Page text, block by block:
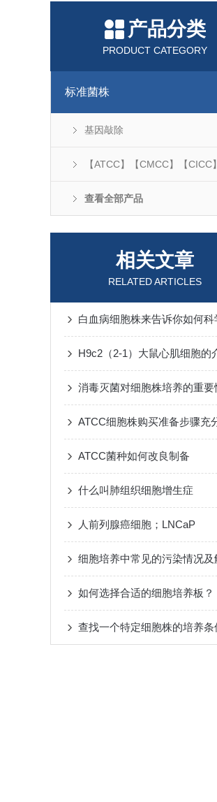
产品分类
PRODUCT CATEGORY
标准菌株
基因敲除
查看全部产品
相关文章
RELATED ARTICLES
H9c2（2-1）大鼠心肌细胞的
消毒灭菌对细胞株培养的重要
ATCC细胞株购买准备步骤充
ATCC菌种如何改良制备
什么叫肺组织细胞增生症
人前列腺癌细胞；LNCaP
如何选择合适的细胞培养板？
查找一个特定细胞株的培养条